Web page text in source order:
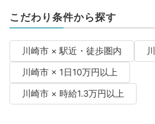
こだわり条件から探す
川崎市 × 駅近・徒歩圏内
川崎市 × 1日10万円以上
川崎市 × 時給1.3万円以上